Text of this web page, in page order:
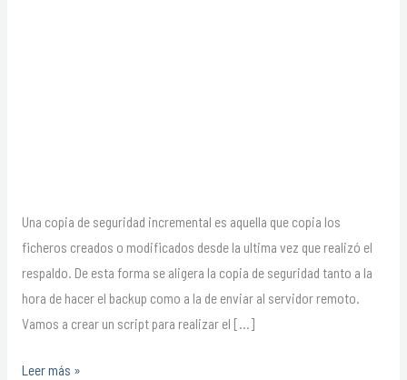
Una copia de seguridad incremental es aquella que copia los
ficheros creados o modificados desde la ultima vez que realizó el
respaldo. De esta forma se aligera la copia de seguridad tanto a la
hora de hacer el backup como a la de enviar al servidor remoto.
Vamos a crear un script para realizar el […]
Leer más »